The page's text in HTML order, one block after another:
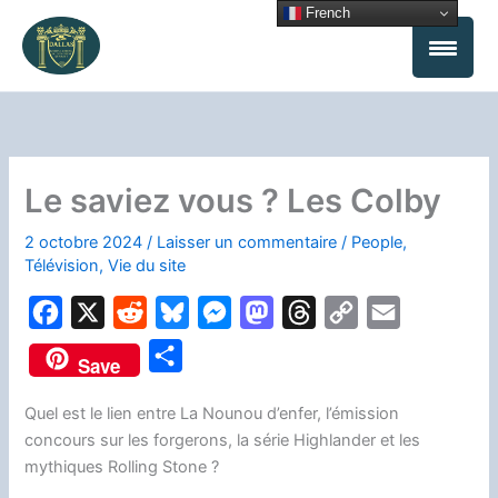
contenu
Le saviez vous ? Les Colby
2 octobre 2024/ Laisser un commentaire / People,
Télévision,Vie du site
a
c
e
b
o
e
d
d
i
t
e
s
k
M
s
e
M
t
o
e
a
C
y
L
l
Save
r
t
Quel est le lien entre La Nounou d’enfer, l’émission
concours sur les forgerons, la série Highlander et les
mythiques Rolling Stone ?
French